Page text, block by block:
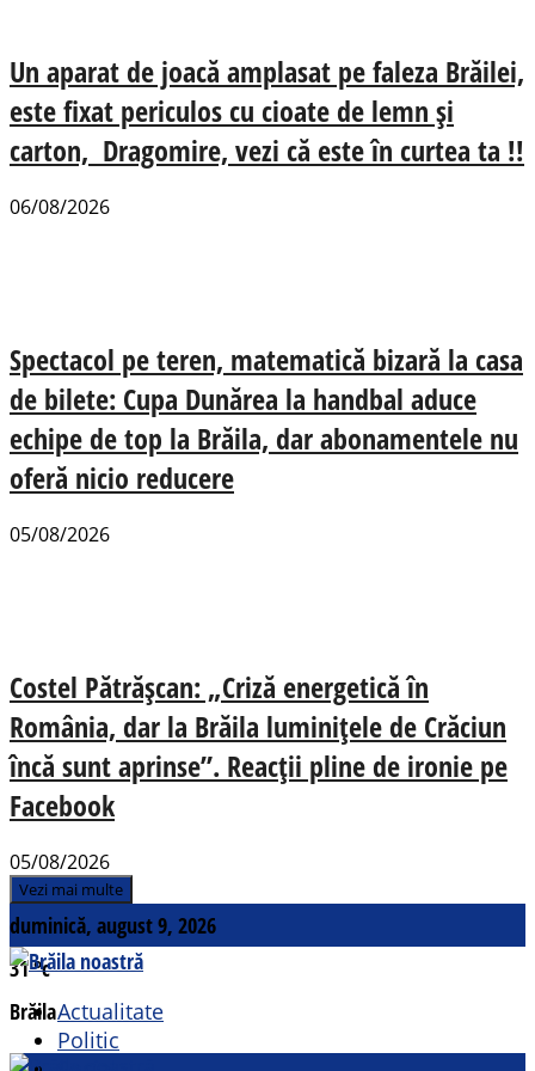
Un aparat de joacă amplasat pe faleza Brăilei,
este fixat periculos cu cioate de lemn și
carton, Dragomire, vezi că este în curtea ta !!
06/08/2026
Spectacol pe teren, matematică bizară la casa
de bilete: Cupa Dunărea la handbal aduce
echipe de top la Brăila, dar abonamentele nu
oferă nicio reducere
05/08/2026
Costel Pătrășcan: „Criză energetică în
România, dar la Brăila luminițele de Crăciun
încă sunt aprinse”. Reacții pline de ironie pe
Facebook
05/08/2026
Vezi mai multe
duminică, august 9, 2026
31°c
BrăilaActualitate
Politic